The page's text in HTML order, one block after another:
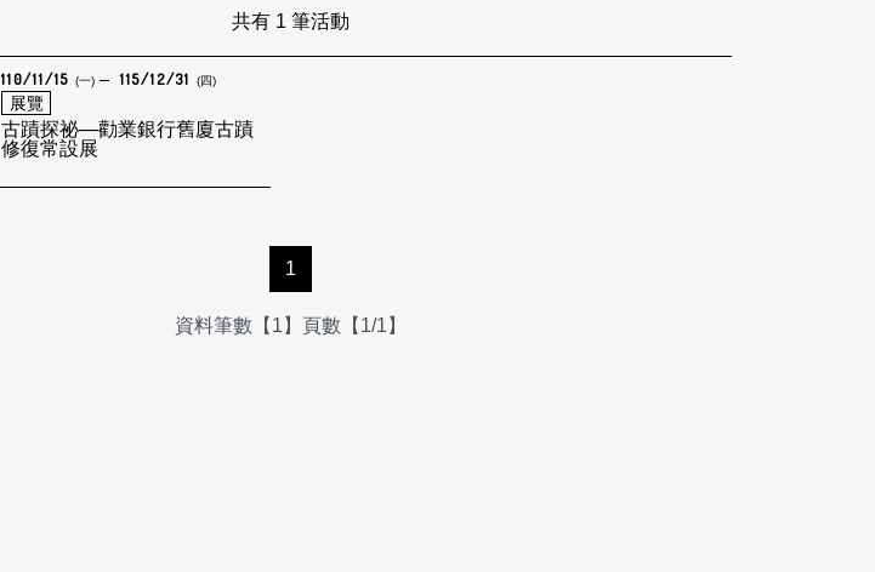
共有 1 筆活動
110/11/15 (一) 115/12/31 (四)
展覽
古蹟探祕—勸業銀行舊廈古蹟
修復常設展
1
資料筆數【1】頁數【1/1】